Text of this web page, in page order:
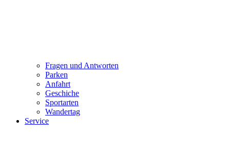
Fragen und Antworten
Parken
Anfahrt
Geschiche
Sportarten
Wandertag
Service